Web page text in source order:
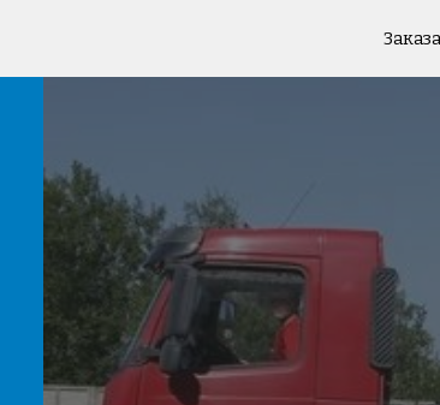
Skip to main content